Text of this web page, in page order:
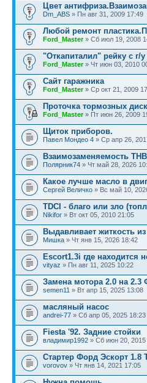
Цвет
Dm_ABS » Пн авг 31, 2009 17:49
Любой ремонт
Ford_Master» Сб июл 19, 2008
"Откапиталил" рейку с г/
Ford_Master» Чт июн 03, 2010
Сайт гаражника
Ford_Master» Ср окт 21, 2009
Проточка тормозных
Ford_Master» Пт июн 26, 2009
Щиток приборов.
Павел Мондео 4 » Ср апр 26,
Взаимозаменяемость
Полярник74 » Чт май 28, 2026
Какое лучше масло в
Сергей Величко » Вс май 10,
TDCI - благо или зло
Nikifor » Вт окт 05, 2010 21:05
Выдавливает житкость из
Мишка » Чт янв 15, 2026 18:42
Escort1.3i где находится
vityaz » Пн авг 11, 2025 10:22
Замена мотора 2.0 на 2.3
semen11 » Вт апр 15, 2025 13:08
масляный насос
andrei-77 » Сб апр 05, 2025 18:23
Fiesta '92. Задние стойки
владимир1992 » Сб июн 20, 2015
Стартер Форд Эскорт 1.8
vorovov » Чт янв 14, 2021 17:05